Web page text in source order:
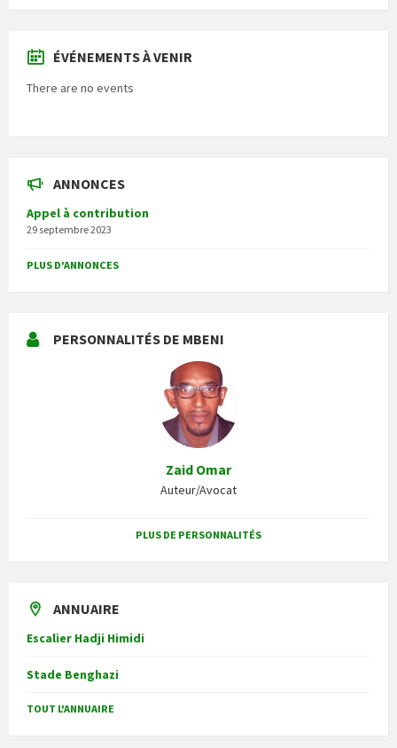
ÉVÉNEMENTS À VENIR
There are no events
ANNONCES
Appel à contribution
29 septembre 2023
PLUS D'ANNONCES
PERSONNALITÉS DE MBENI
Zaid Omar
Auteur/Avocat
PLUS DE PERSONNALITÉS
ANNUAIRE
Escalier Hadji Himidi
Stade Benghazi
TOUT L'ANNUAIRE